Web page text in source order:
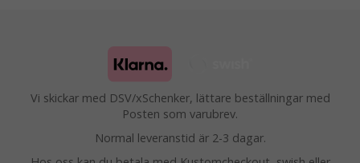
Vi skickar med DSV/xSchenker, lättare beställningar med
Posten som varubrev.
Normal leveranstid är 2-3 dagar.